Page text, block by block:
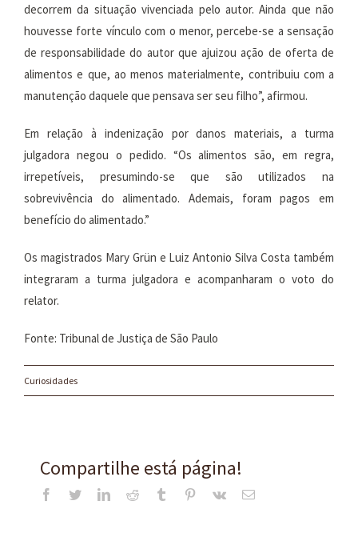
decorrem da situação vivenciada pelo autor. Ainda que não
houvesse forte vínculo com o menor, percebe-se a sensação
de responsabilidade do autor que ajuizou ação de oferta de
alimentos e que, ao menos materialmente, contribuiu com a
manutenção daquele que pensava ser seu filho”, afirmou.
Em relação à indenização por danos materiais, a turma
julgadora negou o pedido. “Os alimentos são, em regra,
irrepetíveis, presumindo-se que são utilizados na
sobrevivência do alimentado. Ademais, foram pagos em
benefício do alimentado.”
Os magistrados Mary Grün e Luiz Antonio Silva Costa também
integraram a turma julgadora e acompanharam o voto do
relator.
Fonte: Tribunal de Justiça de São Paulo
Curiosidades
Compartilhe está página!
Facebook
TwitterLinkedInReddit Tumblr Pinterest
Vk
E-